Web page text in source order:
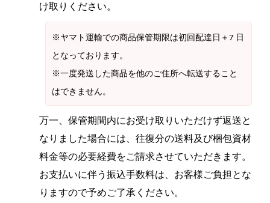
け取りください。
※ヤマト運輸での商品保管期限は初回配達日＋7 日
となっております。
※一度発送した商品を他のご住所へ転送すること
はできません。
万一、保管期間内にお受け取りいただけず返送と
なりました場合には、往復分の送料及び梱包資材
料金等の必要経費をご請求させていただきます。
お支払いに伴う振込手数料は、お客様ご負担とな
りますので予めご了承ください。